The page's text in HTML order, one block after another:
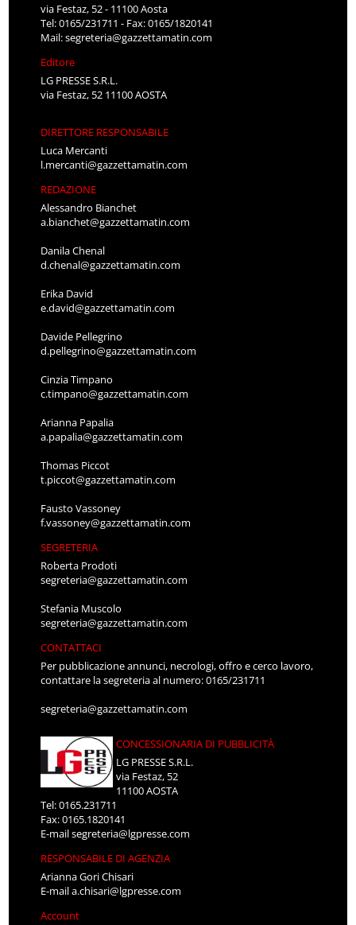
via Festaz, 52 - 11100 Aosta
Tel: 0165/231711 - Fax: 0165/1820141
Mail:segreteria@gazzettamatin.com
Editore
LG PRESSE S.R.L.
via Festaz, 52 11100 AOSTA
DIRETTORE RESPONSABILE
Luca Mercanti
l.mercanti@gazzettamatin.com
REDAZIONE
Alessandro Bianchet
a.bianchet@gazzettamatin.com
Danila Chenal
d.chenal@gazzettamatin.com
Erika David
e.david@gazzettamatin.com
Davide Pellegrino
d.pellegrino@gazzettamatin.com
Cinzia Timpano
c.timpano@gazzettamatin.com
Arianna Papalia
a.papalia@gazzettamatin.com
Thomas Piccot
t.piccot@gazzettamatin.com
Fausto Vassoney
f.vassoney@gazzettamatin.com
SEGRETERIA
Roberta Prodoti
segreteria@gazzettamatin.com
Stefania Muscolo
segreteria@gazzettamatin.com
CONTATTACI
Per pubblicazione annunci, necrologi, offro e cerco lavoro,
contattare la segreteria al numero: 0165/231711
segreteria@gazzettamatin.com
CONCESSIONARIA DI PUBBLICITÀ
LG PRESSE S.R.L.
via Festaz, 52
11100 AOSTA
Tel: 0165.231711
Fax: 0165.1820141
E-mailsegreteria@lgpresse.com
RESPONSABILE DI AGENZIA
Arianna Gori Chisari
E-maila.chisari@lgpresse.com
Account